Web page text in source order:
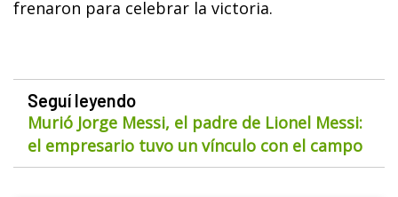
frenaron para celebrar la victoria.
Seguí leyendo
Murió Jorge Messi, el padre de Lionel Messi:
el empresario tuvo un vínculo con el campo